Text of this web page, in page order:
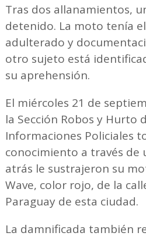
Tras dos allanamientos,
detenido. La moto tenía
adulterado y
otro sujeto está
su aprehensión.
El miércoles 21 de
la Sección Robos y Hurto
Informaciones Policiales
conocimiento a través de
atrás le sustrajeron su
Wave, color rojo, de la
Paraguay de esta ciudad.
La damnificada también